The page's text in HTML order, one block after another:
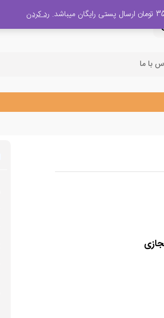
با ما
رد کردن